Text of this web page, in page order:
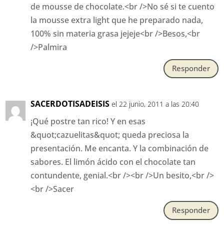
de mousse de chocolate.<br />No sé si te cuento
la mousse extra light que he preparado nada,
100% sin materia grasa jejeje<br />Besos,<br
/>Palmira
Responder
SACERDOTISADEISIS el 22 junio, 2011 a las 20:40
¡Qué postre tan rico! Y en esas
&quot;cazuelitas&quot; queda preciosa la
presentación. Me encanta. Y la combinación de
sabores. El limón ácido con el chocolate tan
contundente, genial.<br /><br />Un besito,<br />
<br />Sacer
Responder